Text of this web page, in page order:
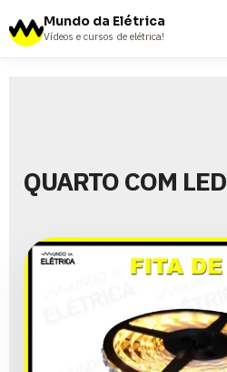
Mundo da Elétrica
Vídeos e cursos de elétrica!
QUARTO COM LED